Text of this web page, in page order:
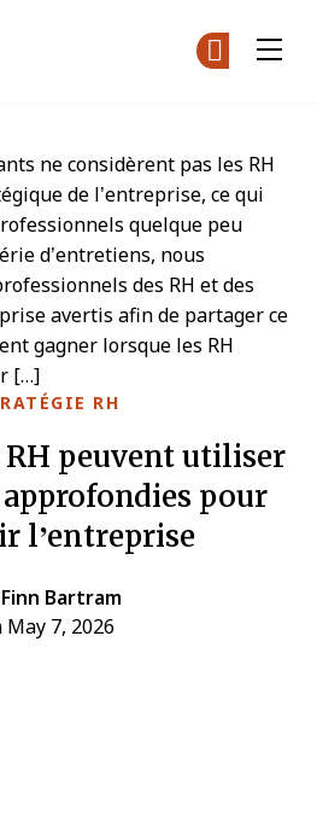
RH
peuvent utiliser
pour
l’entreprise
Finn Bartram
May 7, 2026
ne considèrent pas les RH
de l’entreprise, ce qui
quelque peu
d’entretiens, nous
des RH et des
avertis afin de partager ce
gagner lorsque les RH
[…]